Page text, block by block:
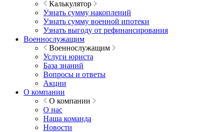
Калькулятор
Узнать сумму накоплений
Узнать сумму военной ипотеки
Узнать выгоду от рефинансирования
Военнослужащим
Военнослужащим
Услуги юриста
База знаний
Вопросы и ответы
Акции
О компании
О компании
О нас
Наша команда
Новости